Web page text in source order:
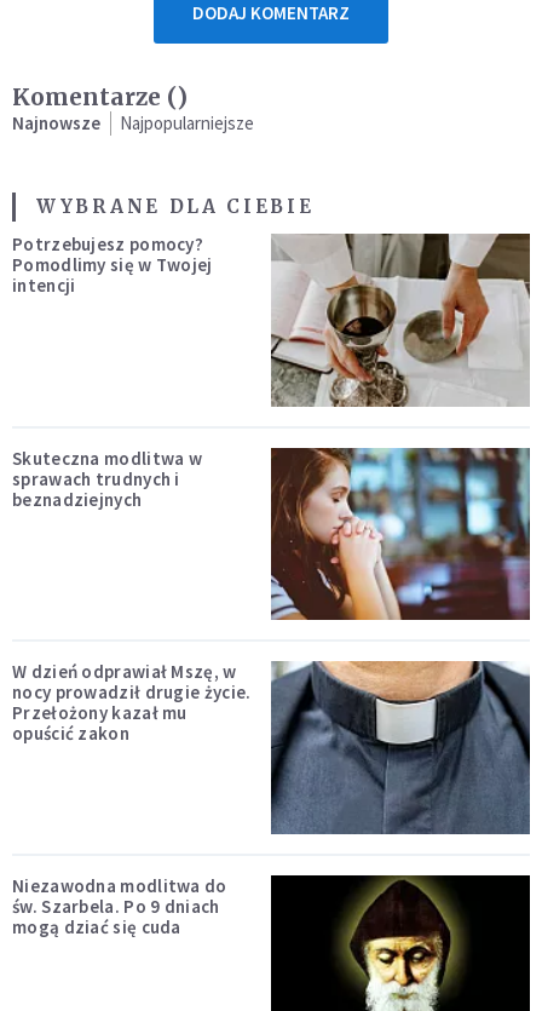
DODAJ KOMENTARZ
Komentarze ()
Najnowsze Najpopularniejsze
WYBRANE DLA CIEBIE
Potrzebujesz pomocy?
Pomodlimy się w Twojej
intencji
Skuteczna modlitwa w
sprawach trudnych i
beznadziejnych
W dzień odprawiał Mszę, w
nocy prowadził drugie życie.
Przełożony kazał mu
opuścić zakon
Niezawodna modlitwa do
św. Szarbela. Po 9 dniach
mogą dziać się cuda